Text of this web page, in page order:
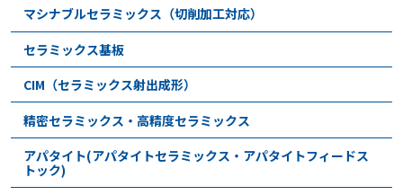
マシナブルセラミックス（切削加工対応）
セラミックス基板
CIM（セラミックス射出成形）
精密セラミックス・高精度セラミックス
アパタイト(アパタイトセラミックス・アパタイトフィードス
トック)